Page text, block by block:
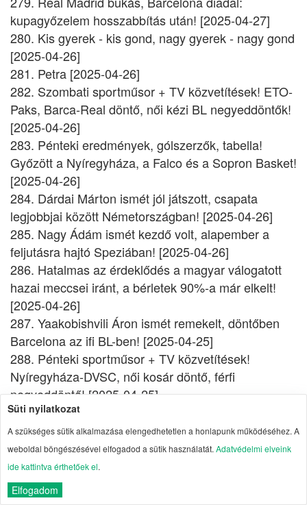
kupagyőzelem hosszabbítás után! [2025-04-27]
280. Kis gyerek - kis gond, nagy gyerek - nagy gond
[2025-04-26]
281. Petra [2025-04-26]
282. Szombati sportműsor + TV közvetítések! ETO-
Paks, Barca-Real döntő, női kézi BL negyeddöntők!
[2025-04-26]
283. Pénteki eredmények, gólszerzők, tabella!
Győzött a Nyíregyháza, a Falco és a Sopron Basket!
[2025-04-26]
284. Dárdai Márton ismét jól játszott, csapata
legjobbjai között Németországban! [2025-04-26]
285. Nagy Ádám ismét kezdő volt, alapember a
feljutásra hajtó Speziában! [2025-04-26]
286. Hatalmas az érdeklődés a magyar válogatott
hazai meccsei iránt, a bérletek 90%-a már elkelt!
[2025-04-26]
287. Yaakobishvili Áron ismét remekelt, döntőben
Barcelona az ifi BL-ben! [2025-04-25]
288. Pénteki sportműsor + TV közvetítések!
Nyíregyháza-DVSC, női kosár döntő, férfi
negyeddöntő! [2025-04-25]
289. Csütörtöki eredmények, gólszerzők, tabella!
Győzött az Atlético, kikapott a Pick-Szeged! [2025-
04-25]
290. Mi lesz veled Vancsa Zalán? [2025-04-25]
291. Nikitscher Tamás csapata kikapott és kiesett az
élvonalból! [2025-04-25]
Süti nyilatkozat
A szükséges sütik alkalmazása elengedhetetlen a honlapunk működéséhez. A
weboldal böngészésével elfogadod a sütik használatát. Adatvédelmi elveink
ide kattintva érthetőek el.
Elfogadom